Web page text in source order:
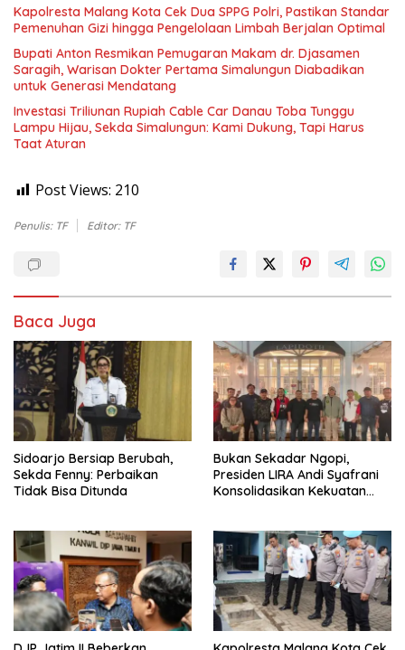
Kapolresta Malang Kota Cek Dua SPPG Polri, Pastikan Standar
Pemenuhan Gizi hingga Pengelolaan Limbah Berjalan Optimal
Bupati Anton Resmikan Pemugaran Makam dr. Djasamen
Saragih, Warisan Dokter Pertama Simalungun Diabadikan
untuk Generasi Mendatang
Investasi Triliunan Rupiah Cable Car Danau Toba Tunggu
Lampu Hijau, Sekda Simalungun: Kami Dukung, Tapi Harus
Taat Aturan
Post Views: 210
Penulis: TF Editor: TF
Baca Juga
Sidoarjo Bersiap Berubah,
Sekda Fenny: Perbaikan
Tidak Bisa Ditunda
Bukan Sekadar Ngopi,
Presiden LIRA Andi Syafrani
Konsolidasikan Kekuatan